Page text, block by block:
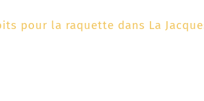
pour la raquette dans La